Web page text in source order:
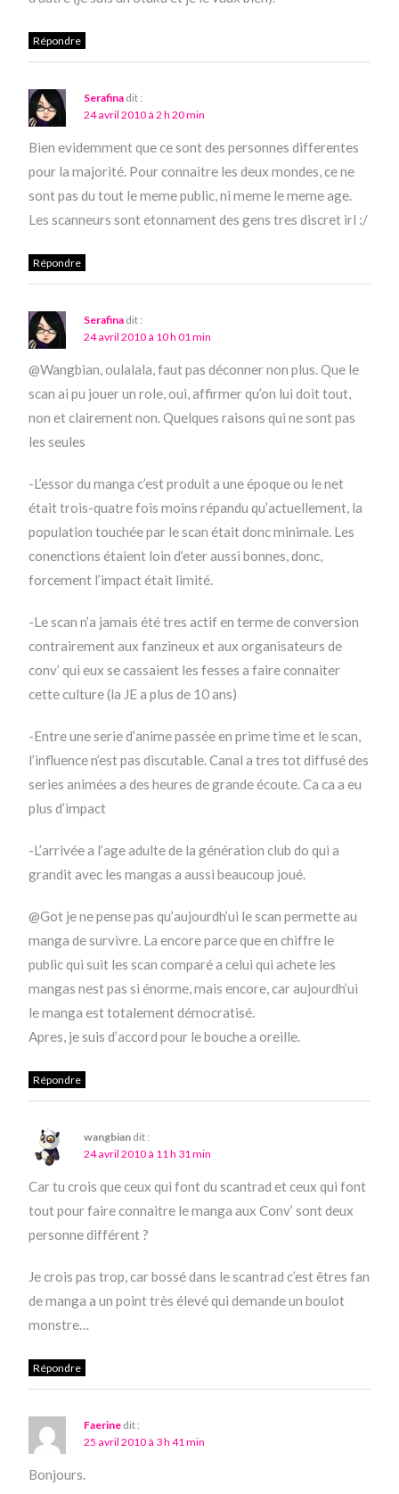
Répondre
Serafina dit :
24 avril 2010 à 2 h 20 min
Bien evidemment que ce sont des personnes differentes
pour la majorité. Pour connaitre les deux mondes, ce ne
sont pas du tout le meme public, ni meme le meme age.
Les scanneurs sont etonnament des gens tres discret irl :/
Répondre
Serafina dit :
24 avril 2010 à 10 h 01 min
@Wangbian, oulalala, faut pas déconner non plus. Que le
scan ai pu jouer un role, oui, affirmer qu’on lui doit tout,
non et clairement non. Quelques raisons qui ne sont pas
les seules
-L’essor du manga c’est produit a une époque ou le net
était trois-quatre fois moins répandu qu’actuellement, la
population touchée par le scan était donc minimale. Les
conenctions étaient loin d’eter aussi bonnes, donc,
forcement l’impact était limité.
-Le scan n’a jamais été tres actif en terme de conversion
contrairement aux fanzineux et aux organisateurs de
conv’ qui eux se cassaient les fesses a faire connaiter
cette culture (la JE a plus de 10 ans)
-Entre une serie d’anime passée en prime time et le scan,
l’influence n’est pas discutable. Canal a tres tot diffusé des
series animées a des heures de grande écoute. Ca ca a eu
plus d’impact
-L’arrivée a l’age adulte de la génération club do qui a
grandit avec les mangas a aussi beaucoup joué.
@Got je ne pense pas qu’aujourdh’ui le scan permette au
manga de survivre. La encore parce que en chiffre le
public qui suit les scan comparé a celui qui achete les
mangas nest pas si énorme, mais encore, car aujourdh’ui
le manga est totalement démocratisé.
Apres, je suis d’accord pour le bouche a oreille.
Répondre
wangbian dit :
24 avril 2010 à 11 h 31 min
Car tu crois que ceux qui font du scantrad et ceux qui font
tout pour faire connaitre le manga aux Conv’ sont deux
personne différent ?
Je crois pas trop, car bossé dans le scantrad c’est êtres fan
de manga a un point très élevé qui demande un boulot
monstre…
Répondre
Faerine dit :
25 avril 2010 à 3 h 41 min
Bonjours.